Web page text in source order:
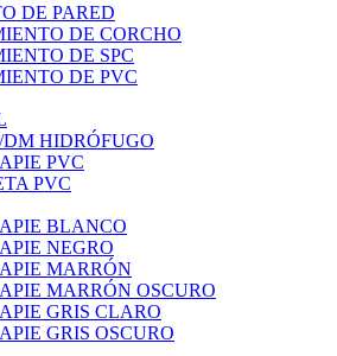
DE PARED
DE CORCHO
DE SPC
DE PVC
HIDRÓFUGO
PVC
PVC
BLANCO
NEGRO
MARRÓN
MARRÓN OSCURO
GRIS CLARO
GRIS OSCURO